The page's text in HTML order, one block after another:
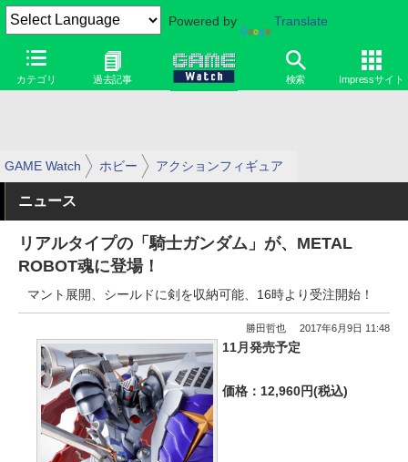
Powered by Translate
カテゴリ 過去記事 検索 Impressサイト
GAME Watch ホビー アクションフィギュア
ニュース
リアルタイプの「騎士ガンダム」が、METAL
ROBOT魂に登場！
マント展開、シールドに剣を収納可能、16時より受注開始！
勝田哲也 2017年6月9日 11:48
11月発売予定
価格：12,960円(税込)